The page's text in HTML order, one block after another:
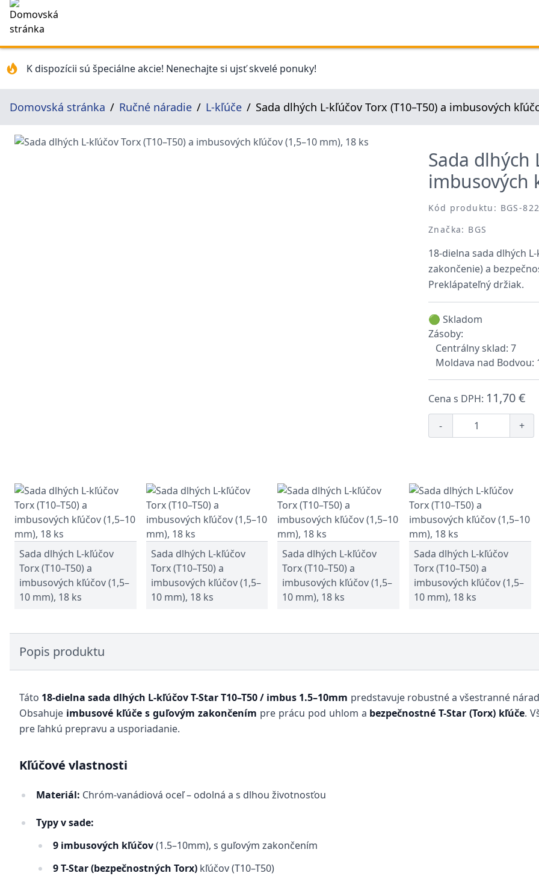
K dispozícii sú špeciálne akcie! Nenechajte si ujsť skvelé ponuky!
Domovská stránka Ručné náradie L-kľúče Sada dlhých L-kľúčov Torx (T10–T50) a imbusových
Sada dlhých
imbusových
Kód produktu: BGS-
Značka: BGS
18-dielna sada dlhých
zakončenie) a
Preklápateľný držiak.
🟢 Skladom
Zásoby:
Centrálny sklad: 7
Moldava nad Bodvou:
Cena s DPH: 11,70 €
- +
Sada dlhých L-kľúčov
Torx (T10–T50) a
imbusových kľúčov (1,5–
10 mm), 18 ks
Sada dlhých L-kľúčov
Torx (T10–T50) a
imbusových kľúčov (1,5–
10 mm), 18 ks
Sada dlhých L-kľúčov
Torx (T10–T50) a
imbusových kľúčov (1,5–
10 mm), 18 ks
Sada dlhých L-kľúčov
Torx (T10–T50) a
imbusových kľúčov (1,5–
10 mm), 18 ks
Popis produktu
Táto 18-dielna sada dlhých L-kľúčov T-Star T10–T50 / imbus 1.5–10mm predstavuje robustné a všestranné
Obsahuje imbusové kľúče s guľovým zakončením pre prácu pod uhlom a bezpečnostné T-Star (Torx) kľúče.
pre ľahkú prepravu a usporiadanie.
Kľúčové vlastnosti
Materiál: Chróm-vanádiová oceľ – odolná a s dlhou životnosťou
Typy v sade:
9 imbusových kľúčov(1.5–10mm), s guľovým zakončením
9 T-Star (bezpečnostných Torx) kľúčov (T10–T50)